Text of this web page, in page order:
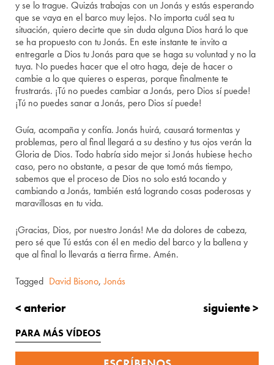
y se lo trague. Quizás trabajas con un Jonás y estás esperando
que se vaya en el barco muy lejos. No importa cuál sea tu
situación, quiero decirte que sin duda alguna Dios hará lo que
se ha propuesto con tu Jonás. En este instante te invito a
entregarle a Dios tu Jonás para que se haga su voluntad y no la
tuya. No puedes hacer que el otro haga, deje de hacer o
cambie a lo que quieres o esperas, porque finalmente te
frustrarás. ¡Tú no puedes cambiar a Jonás, pero Dios sí puede!
¡Tú no puedes sanar a Jonás, pero Dios sí puede!
Guía, acompaña y confía. Jonás huirá, causará tormentas y
problemas, pero al final llegará a su destino y tus ojos verán la
Gloria de Dios. Todo habría sido mejor si Jonás hubiese hecho
caso, pero no obstante, a pesar de que tomó más tiempo,
sabemos que el proceso de Dios no solo está tocando y
cambiando a Jonás, también está logrando cosas poderosas y
maravillosas en tu vida.
¡Gracias, Dios, por nuestro Jonás! Me da dolores de cabeza,
pero sé que Tú estás con él en medio del barco y la ballena y
que al final lo llevarás a tierra firme. Amén.
Tagged David Bisono, Jonás
< anterior siguiente >
PARA MÁS VÍDEOS